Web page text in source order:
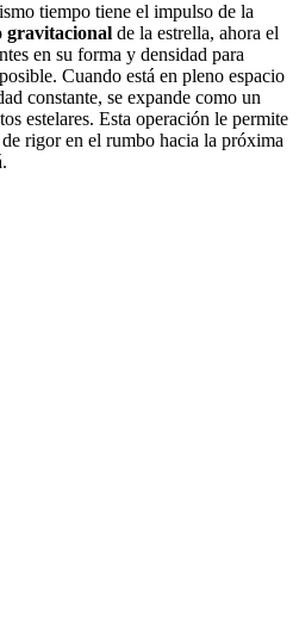
tiempo tiene el impulso de la
gravitacional de la estrella, ahora el
en su forma y densidad para
Cuando está en pleno espacio
constante, se expande como un
estelares. Esta operación le permite
rigor en el rumbo hacia la próxima